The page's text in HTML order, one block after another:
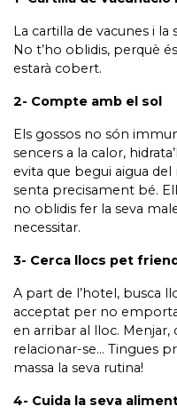
La cartilla de vacunes i la
No t’ho oblidis, perquè
estarà cobert.
2- Compte amb el sol
Els gossos no són
sencers a la calor,
evita que begui aigua del
senta precisament bé.
no oblidis fer la seva
necessitar.
3- Cerca llocs pet
A part de l’hotel, busca
acceptat per no
en arribar al lloc. Menjar,
relacionar-se… Tingues
massa la seva rutina!
4- Cuida la seva